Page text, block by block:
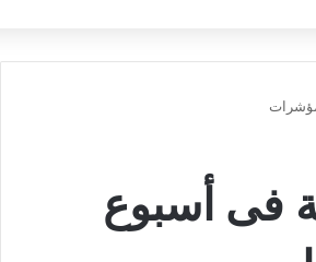
فى أسبوع